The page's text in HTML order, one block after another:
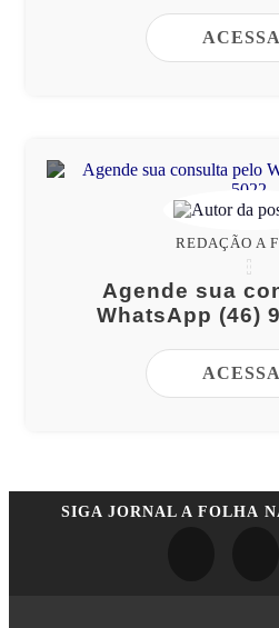
REDAÇÃO A
Agende sua
WhatsApp (46)
SIGA JORNAL A FOLHA